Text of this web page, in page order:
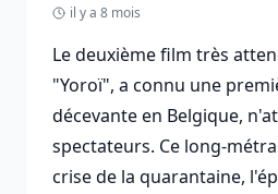
il y a 8 mois
Le deuxième film très
"Yoroï", a connu une
décevante en Belgique,
spectateurs. Ce long-
crise de la quarantaine,